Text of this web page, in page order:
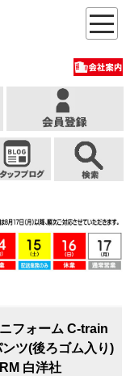
フォーム C-train
ツ(後ろゴム入り)
白洋社